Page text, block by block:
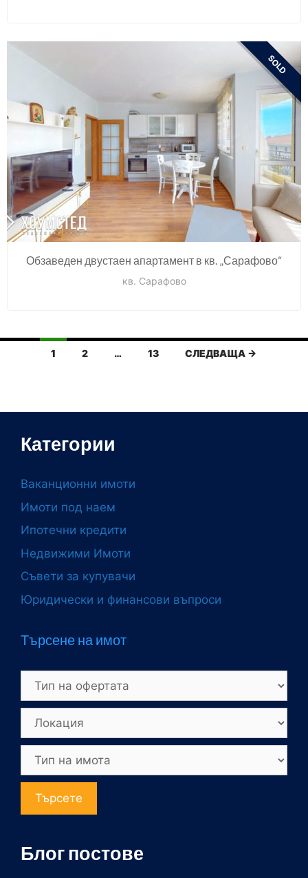
SOLD
Обзаведен двустаен апартамент в кв. „Сарафово“
кв. Сарафово
Listings
1 2 … 13 СЛЕДВАЩА →
Категории
Ваканционни имоти
Имоти под наем
Ипотечни кредити
Недвижими Имоти
Съвети за купувачи
Юридически и финансови въпроси
Търсене на имот
Търсете
Блог постове